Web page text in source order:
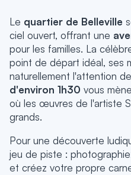
Le quartier de Belleville
ciel ouvert, offrant une
pour les familles. La
point de départ idéal, ses
naturellement l'attention
d'environ 1h30 vous
où les œuvres de l'artiste
grands.
Pour une découverte
jeu de piste :
et créez votre propre